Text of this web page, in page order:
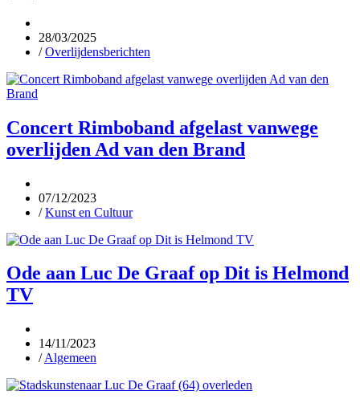
28/03/2025
/ Overlijdensberichten
Concert Rimboband afgelast vanwege
overlijden Ad van den Brand
07/12/2023
/ Kunst en Cultuur
Ode aan Luc De Graaf op Dit is Helmond
TV
14/11/2023
/ Algemeen